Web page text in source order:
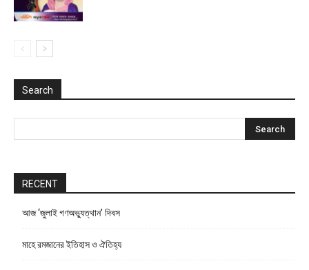
Search
RECENT
আজ ‘জুলাই গণঅভ্যুত্থান’ দিবস
মাহে রমজানের ইতিহাস ও ঐতিহ্য